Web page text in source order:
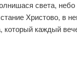
света,
Христово, в
который каждый